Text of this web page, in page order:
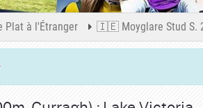
Plat à l'Étranger 🇮🇪 Moyglare Stud S.